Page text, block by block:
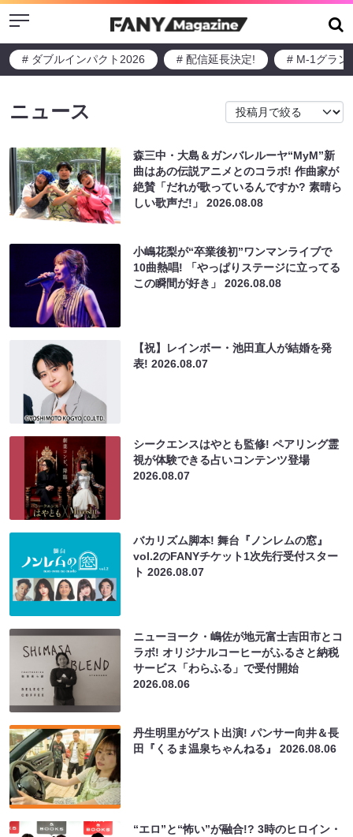
Menu
# ダブルインパクト2026 # 配信延長決定! # M-1グラン
ニュース
森三中・大島＆ガンバレルーヤ“MyM”新
曲はあの伝説アニメとのコラボ! 作曲家が
絶賛「だれが歌っているんですか? 素晴ら
しい歌声だ!」2026.08.08
小嶋花梨が“卒業後初”ワンマンライブで
10曲熱唱! 「やっぱりステージに立ってる
この瞬間が好き」2026.08.08
【祝】レインボー・池田直人が結婚を発
表!2026.08.07
シークエンスはやとも監修! ペアリング霊
視が体験できる占いコンテンツ登場
2026.08.07
バカリズム脚本! 舞台『ノンレムの窓』
vol.2のFANYチケット1次先行受付スター
ト2026.08.07
ニューヨーク・嶋佐が地元富士吉田市とコ
ラボ! オリジナルコーヒーがふるさと納税
サービス「わらふる」で受付開始
2026.08.06
丹生明里がゲスト出演! パンサー向井＆長
田『くるま温泉ちゃんねる』2026.08.06
“エロ”と“怖い”が融合!? 3時のヒロイン・